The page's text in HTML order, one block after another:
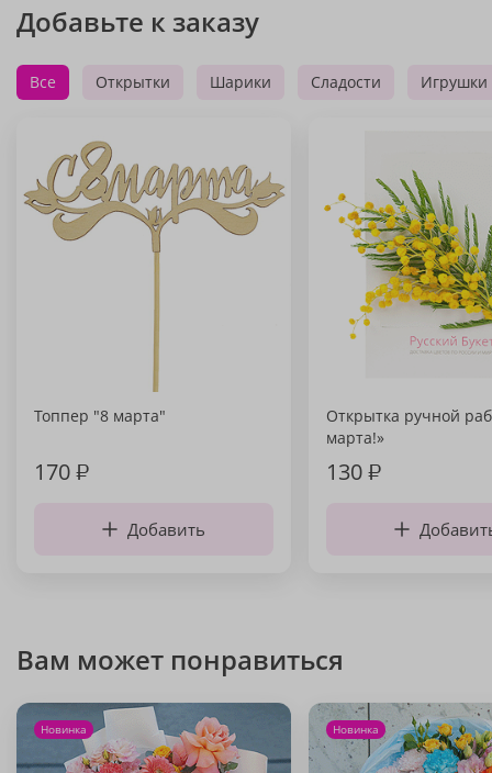
Добавьте к заказу
Все Открытки Шарики Сладости Игрушки
Топпер "8 марта"
170₽
Добавить
Открытка ручной
марта!»
130₽
Вам может понравиться
Новинка Новинка